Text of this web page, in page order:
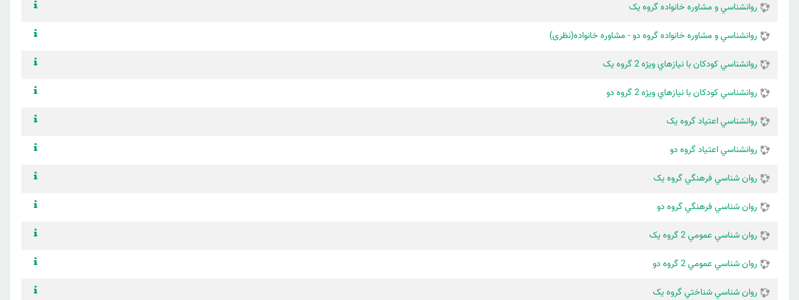
روانشناسي و مشاوره خانواده گروه یک
روانشناسي و مشاوره خانواده گروه دو - مشاوره خانواده(نظری)
روانشناسي كودكان با نيازهاي ويژه 2 گروه یک
روانشناسي كودكان با نيازهاي ويژه 2 گروه دو
روانشناسي اعتياد گروه یک
روانشناسي اعتياد گروه دو
روان شناسي فرهنگي گروه یک
روان شناسي فرهنگي گروه دو
روان شناسي عمومي 2 گروه یک
روان شناسي عمومي 2 گروه دو
روان شناسي شناختي گروه یک